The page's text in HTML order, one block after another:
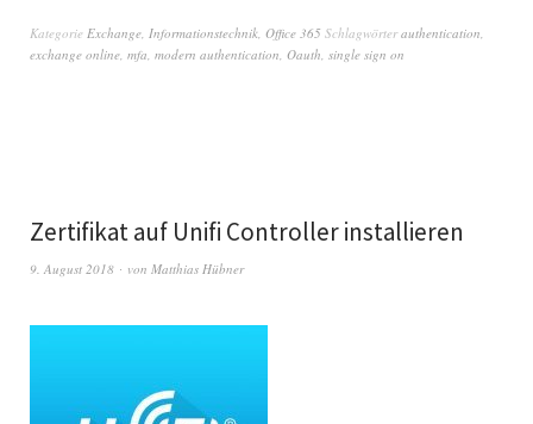
Kategorie Exchange, Informationstechnik, Office 365 Schlagwörterauthentication,
exchange online, mfa, modern authentication, Oauth, single sign on
Zertifikat auf Unifi Controller installieren
9. August 2018 von Matthias Hübner